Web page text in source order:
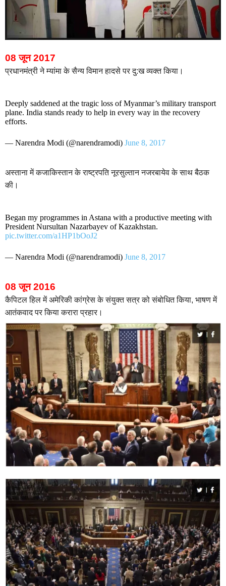
08 जून 2017
प्रधानमंत्री ने म्यांमा के सैन्य विमान हादसे पर दु:ख व्यक्त किया।
Deeply saddened at the tragic loss of Myanmar’s military transport
plane. India stands ready to help in every way in the recovery
efforts.
— Narendra Modi (@narendramodi) June 8, 2017
अस्ताना में कजाकिस्तान के राष्ट्रपति नूरसुल्तान नजरबायेव के साथ बैठक
की।
Began my programmes in Astana with a productive meeting with
President Nursultan Nazarbayev of Kazakhstan.
pic.twitter.com/a1HP1bOoJ2
— Narendra Modi (@narendramodi) June 8, 2017
08 जून 2016
कैपिटल हिल में अमेरिकी कांग्रेस के संयुक्त सत्र को संबोधित किया, भाषण में
आतंकवाद पर किया करारा प्रहार।